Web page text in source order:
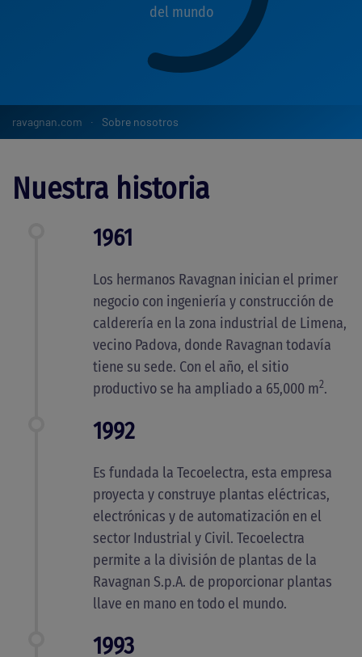
del mundo
ravagnan.com Sobre nosotros
Nuestra historia
1961
Los hermanos Ravagnan inician el primer
negocio con ingeniería y construcción de
calderería en la zona industrial de Limena,
vecino Padova, donde Ravagnan todavía
tiene su sede. Con el año, el sitio
productivo se ha ampliado a 65,000 m2.
1992
Es fundada la Tecoelectra, esta empresa
proyecta y construye plantas eléctricas,
electrónicas y de automatización en el
sector Industrial y Civil. Tecoelectra
permite a la división de plantas de la
Ravagnan S.p.A. de proporcionar plantas
llave en mano en todo el mundo.
1993